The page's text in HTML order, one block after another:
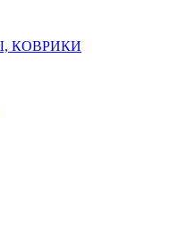
КОВРИКИ